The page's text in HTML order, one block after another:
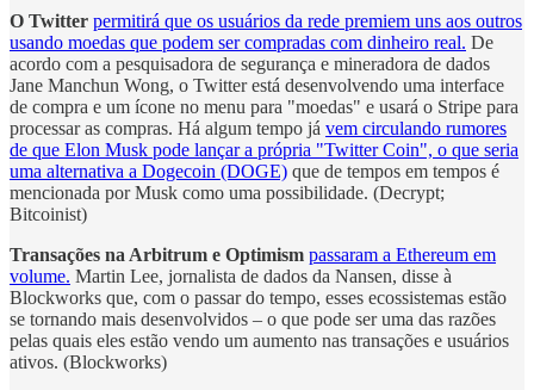
O Twitter permitirá que os usuários da rede premiem uns aos outros
usando moedas que podem ser compradas com dinheiro real. De
acordo com a pesquisadora de segurança e mineradora de dados
Jane Manchun Wong, o Twitter está desenvolvendo uma interface
de compra e um ícone no menu para "moedas" e usará o Stripe para
processar as compras. Há algum tempo já vem circulando rumores
de que Elon Musk pode lançar a própria "Twitter Coin", o que seria
uma alternativa a Dogecoin (DOGE) que de tempos em tempos é
mencionada por Musk como uma possibilidade. (Decrypt;
Bitcoinist)
Transações na Arbitrum e Optimism passaram a Ethereum em
volume. Martin Lee, jornalista de dados da Nansen, disse à
Blockworks que, com o passar do tempo, esses ecossistemas estão
se tornando mais desenvolvidos – o que pode ser uma das razões
pelas quais eles estão vendo um aumento nas transações e usuários
ativos. (Blockworks)